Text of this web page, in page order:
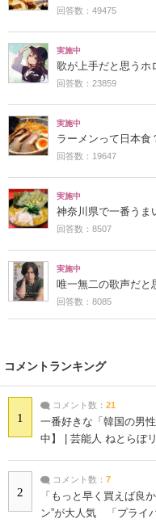
回答数：49475
実施中
歌が上手だと思うホ
回答数：23859
実施中
ラーメンって日本食
回答数：19647
実施中
神奈川県で一番うま
回答数：8507
実施中
唯一無二の歌声だと
回答数：8085
コメントランキング
1
コメント数： 21
一番好きな「韓国の男
中】 | 芸能人 ねとらぼ
2
コメント数： 7
「もっと早く買えば良
ン”が大人気 「プライ